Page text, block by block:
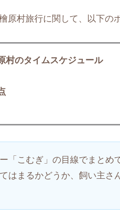
原村旅行に関して、以下の
村のタイムスケジュール
「こむぎ」の目線でまとめ
はまるかどうか、飼い主さ